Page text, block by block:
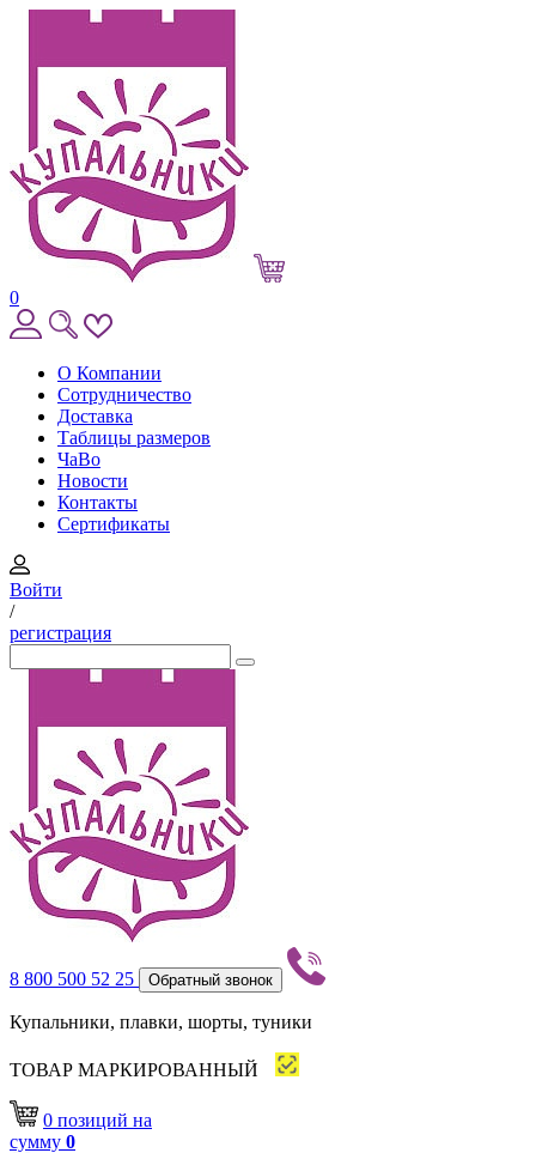
0
О Компании
Сотрудничество
Доставка
Таблицы размеров
ЧаВо
Новости
Контакты
Сертификаты
Войти
/
регистрация
8 800 500 52 25 Обратный звонок
Купальники, плавки, шорты, туники
ТОВАР МАРКИРОВАННЫЙ
0 позиций на
сумму 0